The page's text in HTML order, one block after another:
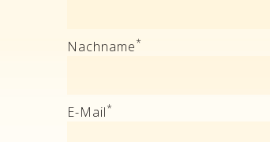
Nachname*
E-Mail*